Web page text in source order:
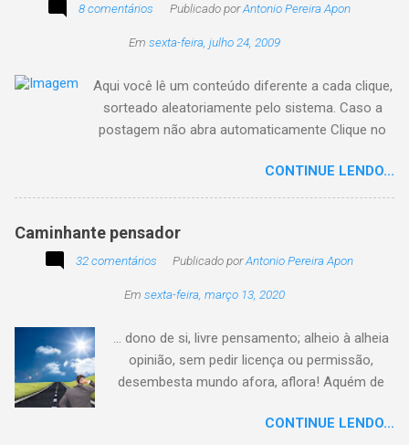
8 comentários Publicado porAntonio Pereira Apon
Em sexta-feira, julho 24, 2009
Aqui você lê um conteúdo diferente a cada clique,
sorteado aleatoriamente pelo sistema. Caso a
postagem não abra automaticamente Clique no
CONTINUE LENDO...
Caminhante pensador
32 comentários Publicado porAntonio Pereira Apon
Em sexta-feira, março 13, 2020
... dono de si, livre pensamento; alheio à alheia
opinião, sem pedir licença ou permissão,
desembesta mundo afora, aflora! Aquém de
sem pitaco, intromissão... Antonio Pereira
CONTINUE LENDO...